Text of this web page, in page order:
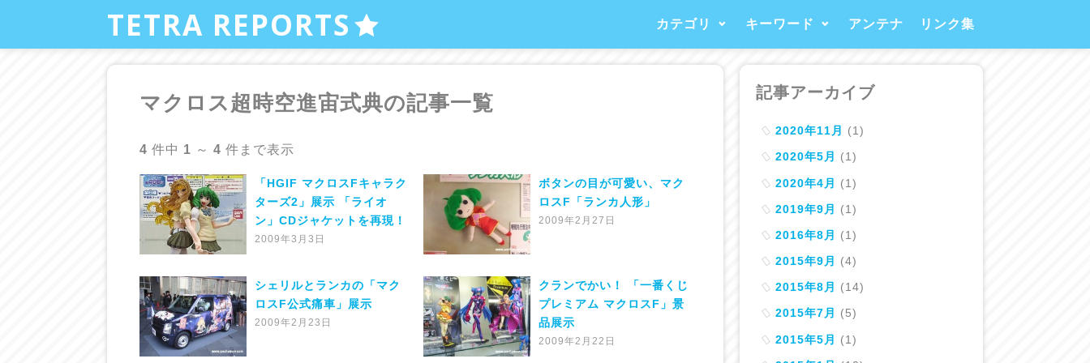
TETRA REPORTS カテゴリ キーワード アンテナ リンク集
マクロス超時空進宙式典の記事一覧
4 件中 1 ～ 4 件まで表示
「HGIF マクロスFキャラク
ターズ2」展示 「ライオ
ン」CDジャケットを再現！
2009年3月3日
ボタンの目が可愛い、マク
ロスF「ランカ人形」
2009年2月27日
シェリルとランカの「マク
ロスF公式痛車」展示
2009年2月23日
クランでかい！ 「一番くじ
プレミアム マクロスF」景
品展示
2009年2月22日
記事アーカイブ
2020年11月 (1)
2020年5月 (1)
2020年4月 (1)
2019年9月 (1)
2016年8月 (1)
2015年9月 (4)
2015年8月 (14)
2015年7月 (5)
2015年5月 (1)